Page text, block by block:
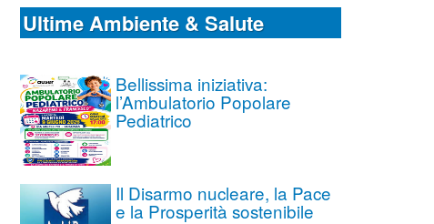
Ultime Ambiente & Salute
Bellissima iniziativa:
l’Ambulatorio Popolare
Pediatrico
Il Disarmo nucleare, la Pace
e la Prosperità sostenibile